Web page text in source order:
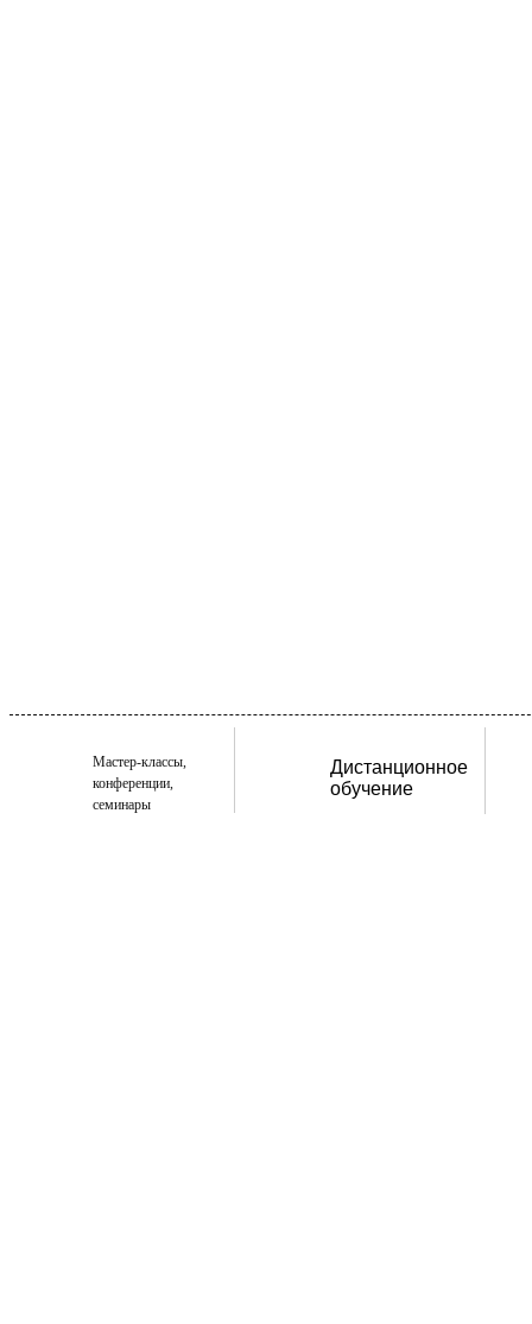
Мастер-классы,
конференции,
семинары
Дистанционное
обучение